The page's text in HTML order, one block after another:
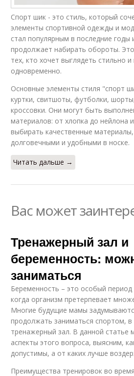
Спорт шик - это стиль, который
элементы спортивной одежды и
стал популярным в последние годы
продолжает набирать обороты.
тех, кто хочет выглядеть стильно
одновременно.
Основные элементы стиля "спорт
куртки, свитшоты, футболки,
кроссовки. Они могут быть
материалов: от хлопка до нейлона
выбирать качественные
долговечными и удобными в носке.
Читать дальше →
Вас может
Тренажерный зал и
беременность:
заниматься
Беременность – это особый
когда организм претерпевает
Многие будущие мамы
продолжать заниматься спортом,
тренажерный зал. В данной статье
аспекты этого вопроса, выясним,
допустимы, а от каких лучше
Преимущества тренировок во